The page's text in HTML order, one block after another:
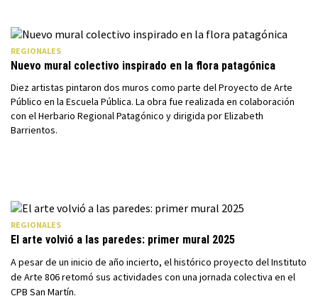
REGIONALES
Nuevo mural colectivo inspirado en la flora patagónica
Diez artistas pintaron dos muros como parte del Proyecto de Arte
Público en la Escuela Pública. La obra fue realizada en colaboración
con el Herbario Regional Patagónico y dirigida por Elizabeth
Barrientos.
REGIONALES
El arte volvió a las paredes: primer mural 2025
A pesar de un inicio de año incierto, el histórico proyecto del Instituto
de Arte 806 retomó sus actividades con una jornada colectiva en el
CPB San Martín.